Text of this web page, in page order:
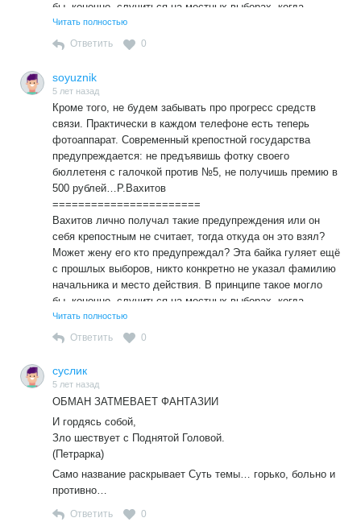
бы, конечно, случиться на местных выборах, когда
начальнику хотелось протащить конкретного кандидата,
но всё-таки я сомневаюсь, дураков у нас руководителями
то не все.
Читать полностью
Ответить 0
soyuznik
5 лет назад
Кроме того, не будем забывать про прогресс средств
связи. Практически в каждом телефоне есть теперь
фотоаппарат. Современный крепостной государства
предупреждается: не предъявишь фотку своего
бюллетеня с галочкой против №5, не получишь премию в
500 рублей…Р.Вахитов
=======================
Вахитов лично получал такие предупреждения или он
себя крепостным не считает, тогда откуда он это взял?
Может жену его кто предупреждал? Эта байка гуляет ещё
с прошлых выборов, никто конкретно не указал фамилию
начальника и место действия. В принципе такое могло
бы, конечно, случиться на местных выборах, когда
начальнику хотелось протащить конкретного кандидата,
но всё-таки я сомневаюсь, дураков у нас руководителями
Читать полностью
Ответить 0
суслик
5 лет назад
ОБМАН ЗАТМЕВАЕТ ФАНТАЗИИ
И гордясь собой,
Зло шествует с Поднятой Головой.
(Петрарка)
Само название раскрывает Суть темы… горько, больно и
противно…
Ответить 0